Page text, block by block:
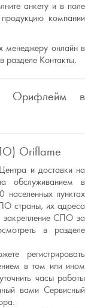
анкету и в поле
компании
менеджеру онлайн в
разделе Контакты.
Орифлейм в
Oriflame
и доставки на
обслуживанием в
пунктах
страны, их адреса
закрепление СПО за
в разделе
регистрировать
в том или ином
часы работы
вами Сервисный